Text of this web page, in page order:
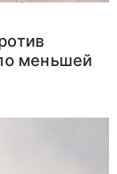
меньшей